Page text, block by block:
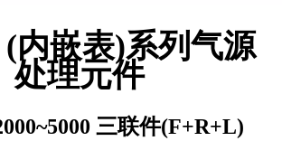
内嵌表)系列气源
处理元件
三联件(F+R+L)